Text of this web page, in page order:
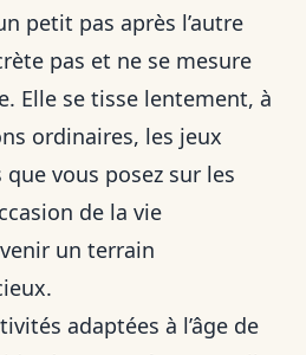
petit pas après l’autre
pas et ne se mesure
Elle se tisse lentement, à
ordinaires, les jeux
vous posez sur les
de la vie
un terrain
adaptées à l’âge de